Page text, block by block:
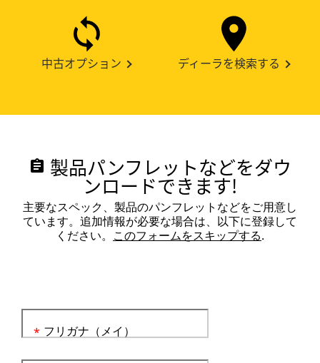
中古オプション ディーラを検索する
assignment 製品パンフレットなどをダウ
ンロードできます!
主要なスペック、製品のパンフレットなどをご用意し
ています。追加情報が必要な場合は、以下に登録して
ください。 このフォームをスキップする.
フリガナ（メイ）
*